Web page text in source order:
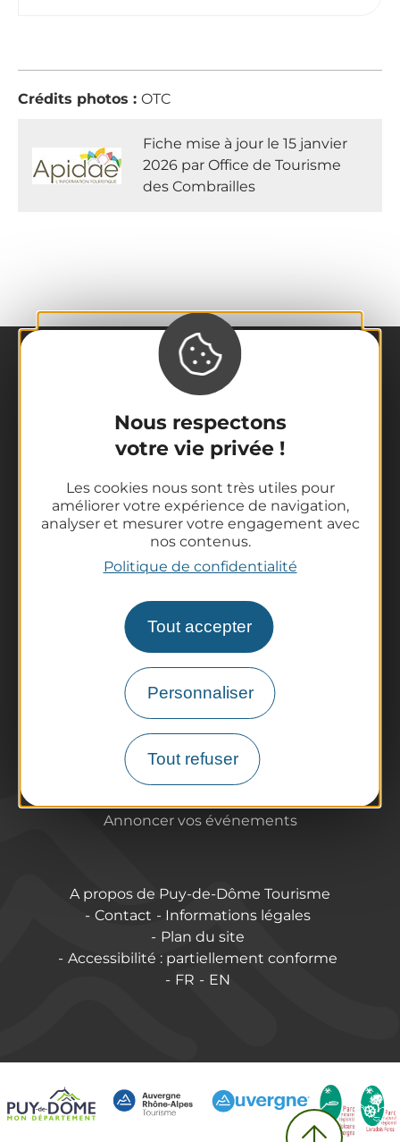
Nous respectons
votre vie privée !
Les cookies nous sont très utiles pour
améliorer votre expérience de navigation,
analyser et mesurer votre engagement avec
nos contenus.
Politique de confidentialité
Tout accepter
Personnaliser
Tout refuser
Crédits photos : OTC
Fiche mise à jour le 15 janvier
2026 par Office de Tourisme
des Combrailles
Nos incontournables
L'Auvergne des Volcans
Randonnées
Tout l'agenda
Informations pratiques
Offices de Tourisme
Comment venir ?
Destination accessible
Pro / Partenaires
Qui sommes-nous ?
Espace Pro & Presse
Annoncer vos événements
A propos de Puy-de-Dôme Tourisme
Contact
Informations légales
Plan du site
Accessibilité : partiellement conforme
FR
EN